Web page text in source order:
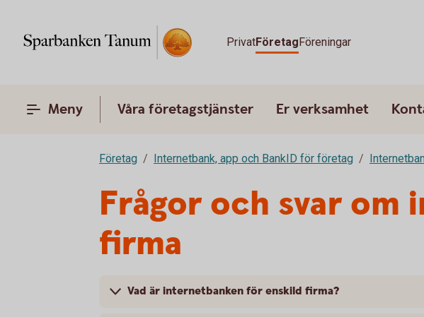
PrivatFöretagFöreningar
Meny Våra företagstjänster Er verksamhet
Företag Internetbank, app och BankID för företag
Frågor och svar
firma
Vad är internetbanken för enskild firma?